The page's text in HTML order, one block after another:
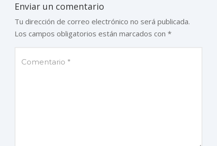
Enviar un comentario
Tu dirección de correo electrónico no será publicada.
Los campos obligatorios están marcados con *